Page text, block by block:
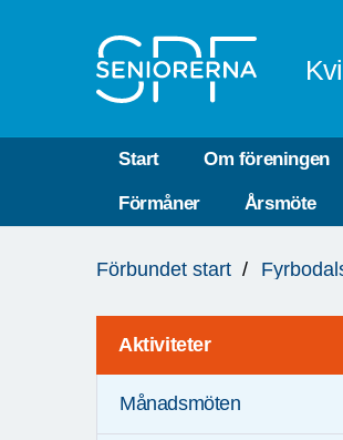
Start Om föreningen
Förmåner Årsmöte
är
Förbundet start
Aktiviteter
Månadsmöten